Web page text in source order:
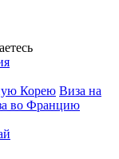
Корею Виза на
во Францию